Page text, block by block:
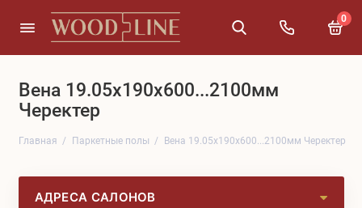
0
Вена 19.05x190x600...2100мм
Черектер
Главная Паркетные полы Вена 19.05x190x600...2100мм Черектер
АДРЕСА САЛОНОВ